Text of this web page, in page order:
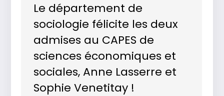
Le département de
sociologie félicite les deux
admises au CAPES de
sciences économiques et
sociales, Anne Lasserre et
Sophie Venetitay !